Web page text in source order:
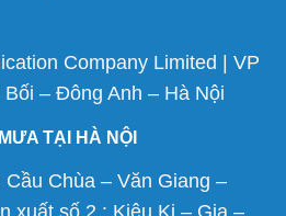
Company Limited | VP
– Đông Anh – Hà Nội
TẠI HÀ NỘI
Chùa – Văn Giang –